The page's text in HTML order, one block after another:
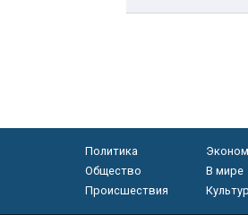
Политика
Общество
В мире
Происшествия